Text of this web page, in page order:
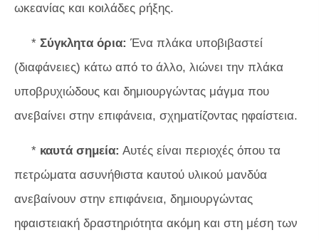
ωκεανίας και κοιλάδες ρήξης.
* Σύγκλητα όρια: Ένα πλάκα υποβιβαστεί
(διαφάνειες) κάτω από το άλλο, λιώνει την πλάκα
υποβρυχιώδους και δημιουργώντας μάγμα που
ανεβαίνει στην επιφάνεια, σχηματίζοντας ηφαίστεια.
* καυτά σημεία: Αυτές είναι περιοχές όπου τα
πετρώματα ασυνήθιστα καυτού υλικού μανδύα
ανεβαίνουν στην επιφάνεια, δημιουργώντας
ηφαιστειακή δραστηριότητα ακόμη και στη μέση των